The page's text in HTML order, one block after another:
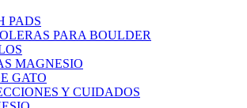
PADS
PARA BOULDER
MAGNESIO
GATO
Y CUIDADOS